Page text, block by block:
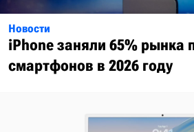
Новости
iPhone заняли 65% рынка
смартфонов в 2026 году